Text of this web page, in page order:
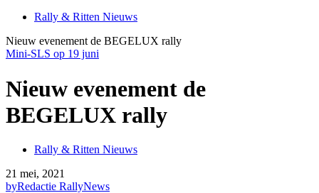
Rally & Ritten Nieuws
Nieuw evenement de BEGELUX rally
Mini-SLS op 19 juni
Nieuw evenement de
BEGELUX rally
Rally & Ritten Nieuws
21 mei, 2021
byRedactie RallyNews